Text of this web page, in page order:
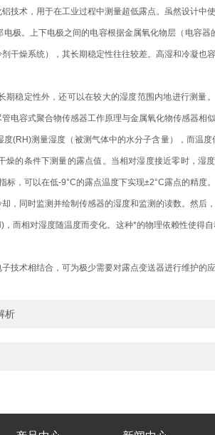
术，用于在工业过程中测量超低露点。虽然设计中
极。上下电极之间的电容根据金属氧化物层（电容
干燥系统），其长期稳定性往往较差。高湿和冷凝
定性外，还可以在较大的湿度范围内地进行测量
电容式聚合物传感器工作原理与金属氧化物传感器
(RH)测量湿度（被测气体中的水分子含量），而
的条件下测量的露点值。当相对湿度接近零时，
，可以在低-9°C的露点温度下实现±2°C露点的精度
同时监测并绘制传感器的湿度和监测的读数。然后，
相对湿度随温度而变化。这种*的物理依赖性使得
术相结合，可为极少需要对露点变送器进行维护的应
析